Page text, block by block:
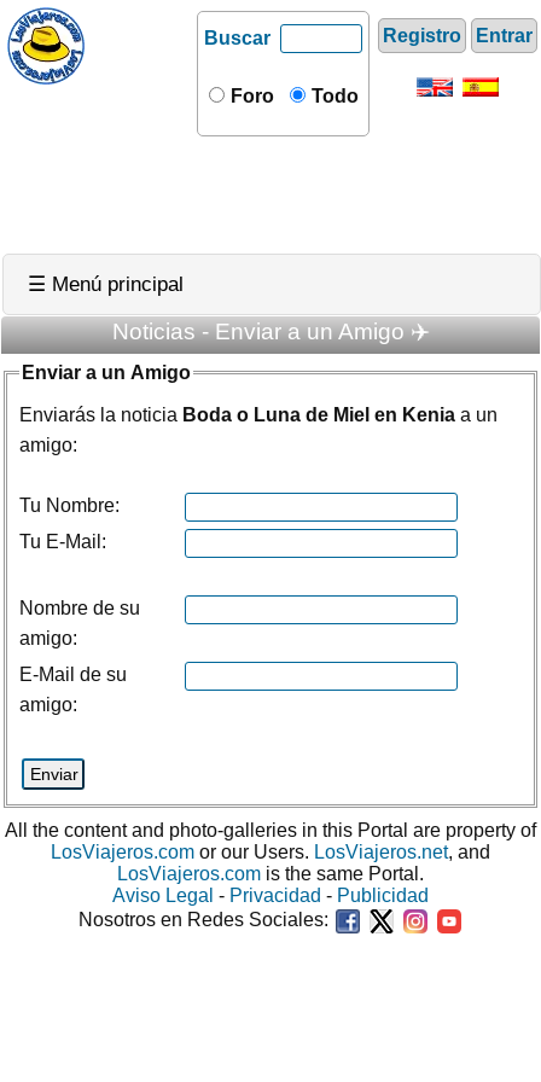
Registro Entrar
Buscar
Foro Todo
☰ Menú principal
Noticias - Enviar a un Amigo ✈️
Enviar a un Amigo
Enviarás la noticia Boda o Luna de Miel en Kenia a un
amigo:
Tu Nombre:
Tu E-Mail:
Nombre de su
amigo:
E-Mail de su
amigo:
All the content and photo-galleries in this Portal are property of
LosViajeros.com or our Users. LosViajeros.net, and
LosViajeros.com is the same Portal.
Aviso Legal - Privacidad - Publicidad
Nosotros en Redes Sociales: